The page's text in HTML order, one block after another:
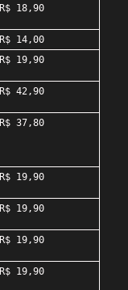
R$ 18,90
R$ 14,00
R$ 19,90
R$ 42,90
R$ 37,80
R$ 19,90
R$ 19,90
R$ 19,90
R$ 19,90